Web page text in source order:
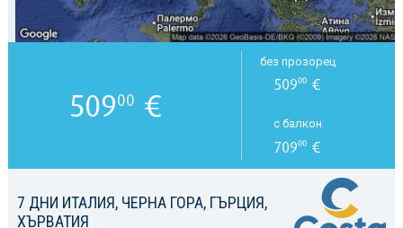
7 ДНИ ИТАЛИЯ, ЧЕРНА ГОРА, ГЪРЦИЯ,
ХЪРВАТИЯ
50900 €
без прозорец
50900 €
с балкон
70900 €